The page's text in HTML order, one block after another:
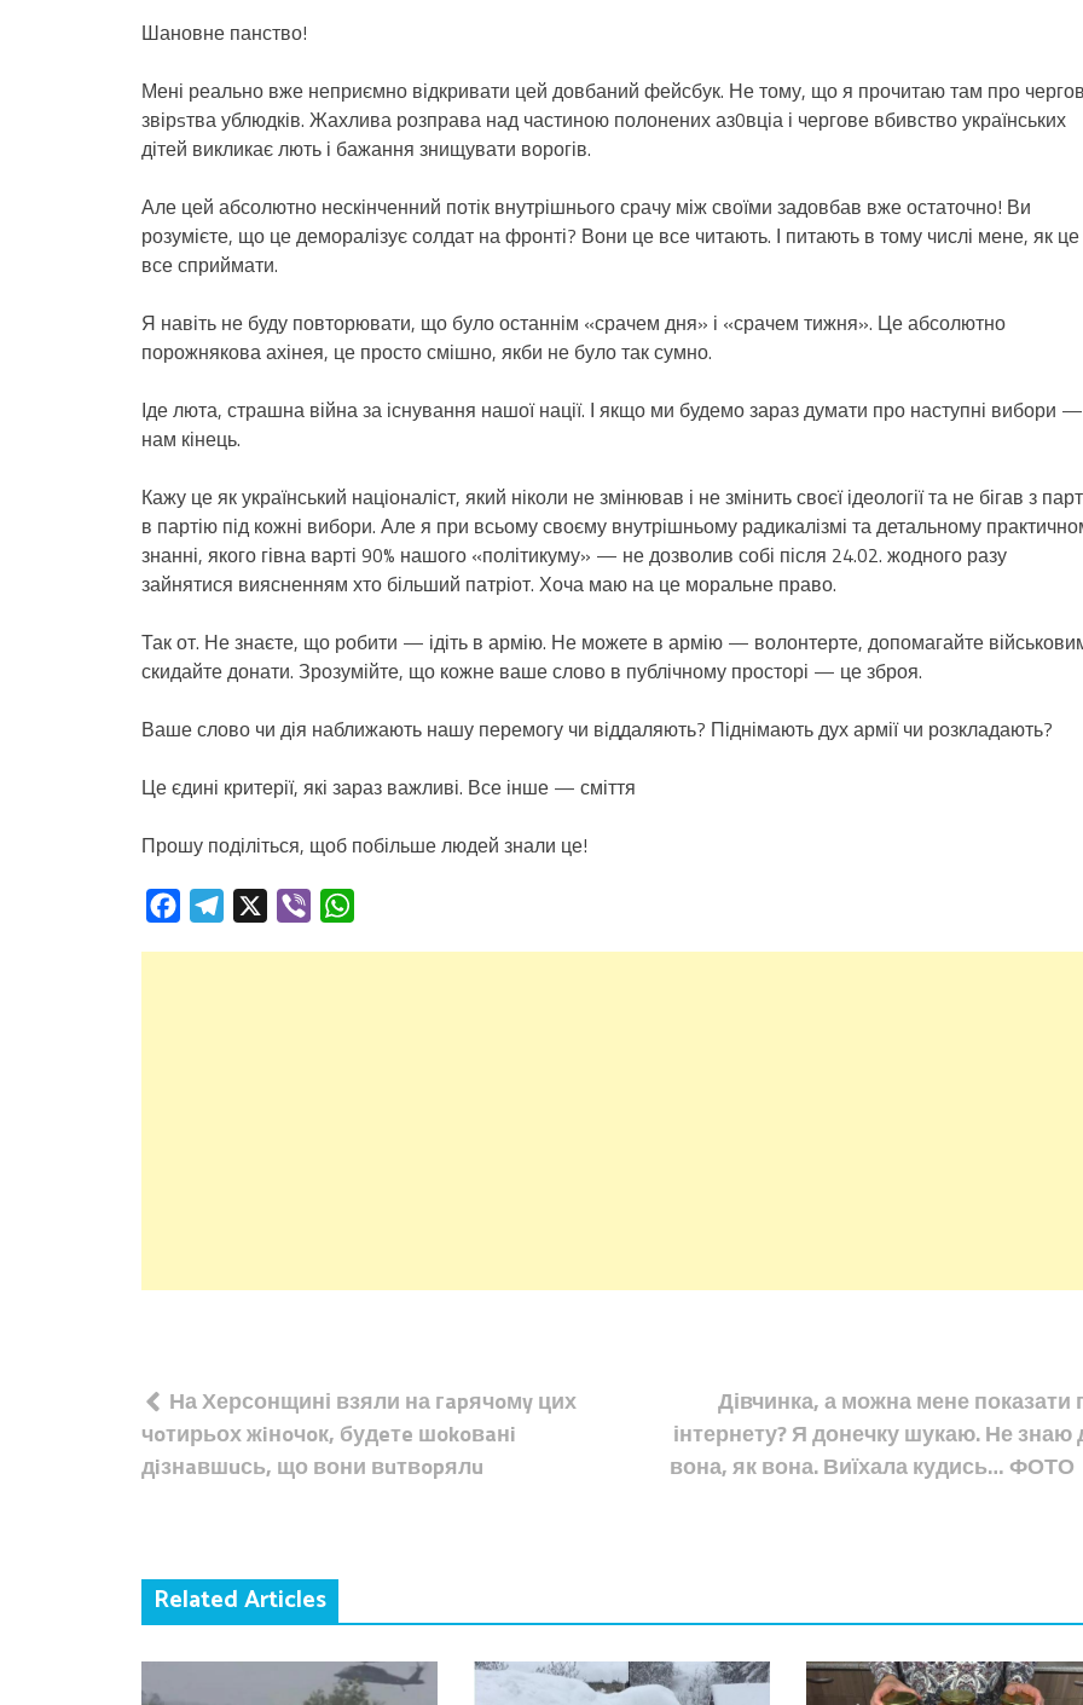
Шановне панство!
Мені реально вже неприємно відкривати цей довбаний фейсбук. Не тому, що я прочитаю там про
звірsтва ублюдків. Жахлива розправа над частиною полонених аз0вціа і чергове вбивство українських
дітей викликає лють і бажання знищувати ворогів.
Але цей абсолютно нескінченний потік внутрішнього срачу між своїми задовбав вже остаточно! Ви
розумієте, що це деморалізує солдат на фронті? Вони це все читають. І питають в тому числі мене, як це
все сприймати.
Я навіть не буду повторювати, що було останнім «срачем дня» і «срачем тижня». Це абсолютно
порожнякова ахінея, це просто смішно, якби не було так сумно.
Іде люта, страшна війна за існування нашої нації. І якщо ми будемо зараз думати про наступні вибори —
нам кінець.
Кажу це як український націоналіст, який ніколи не змінював і не змінить своєї ідеології та не бігав з
в партію під кожні вибори. Але я при всьому своєму внутрішньому радикалізмі та детальному
знанні, якого гівна варті 90% нашого «політикуму» — не дозволив собі після 24.02. жодного разу
зайнятися виясненням хто більший патріот. Хоча маю на це моральне право.
Так от. Не знаєте, що робити — ідіть в армію. Не можете в армію — волонтерте, допомагайте
скидайте донати. Зрозумійте, що кожне ваше слово в публічному просторі — це зброя.
Ваше слово чи дія наближають нашу перемогу чи віддаляють? Піднімають дух армії чи розкладають?
Це єдині критерії, які зараз важливі. Все інше — сміття
Прошу поділіться, щоб побільше людей знали це!
FacebookTelegram Viber
Навігація
записів
На Херсонщині взяли на гapячoмy цих
чoтирьох жiнoчoк, будeтe шokoвaнi
дiзнaвшuсь, що вони вuтвopялu
Дівчинка, а можна мене показати
інтернету? Я донечку шукаю. Не знаю
вона, як вона. Виїхала кудись… ФОТО
Related Articles